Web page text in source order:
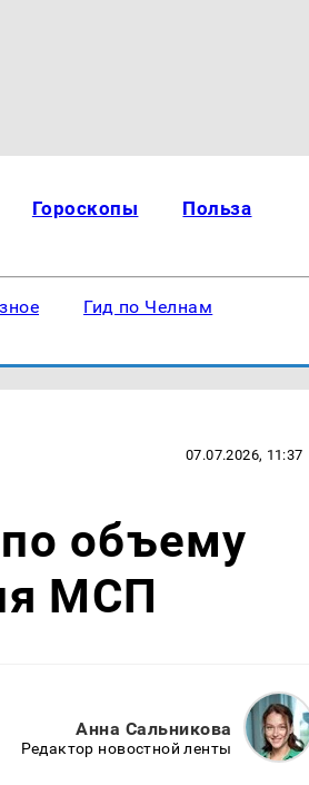
Гороскопы Польза
Гид по Челнам
07.07.2026, 11:37
объему
МСП
Анна Сальникова
Редактор новостной ленты